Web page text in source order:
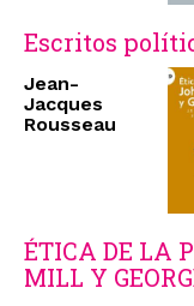
Escritos
Jean-
Jacques
Rousseau
ÉTICA DE LA
MILL Y